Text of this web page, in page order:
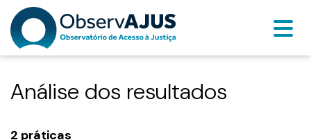
Análise dos resultados
2 práticas